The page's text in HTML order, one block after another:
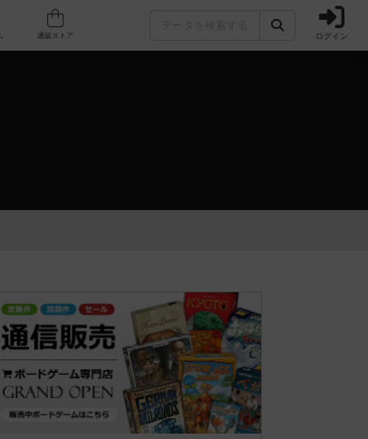
人気ボードゲーム ログイン